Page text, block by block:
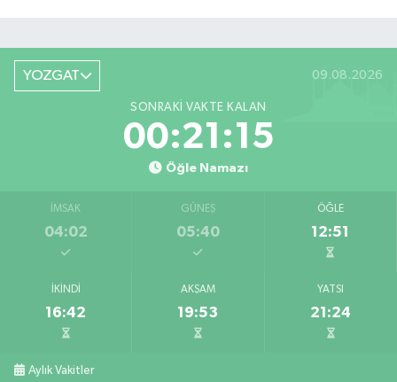
YOZGAT 09.08.2026
SONRAKI VAKTE KALAN
00:21:15
Öğle Namazı
İMSAK
04:02
GÜNEŞ
05:40
ÖĞLE
12:51
İKINDI
16:42
AKŞAM
19:53
YATSI
21:24
Aylık Vakitler